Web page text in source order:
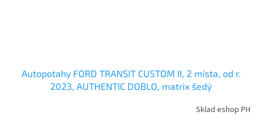
Autopotahy FORD TRANSIT CUSTOM II, 2 místa, od r.
2023, AUTHENTIC DOBLO, matrix šedý
Sklad eshop PH